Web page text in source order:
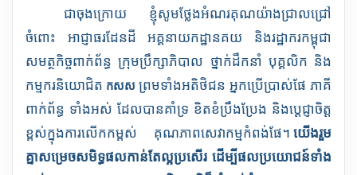
ជាចុងក្រោយ ខ្ញុំសូមថ្លែងអំណរគុណយ៉ាងជ្រាលជ្រៅ
ចំពោះ អាជ្ញាធរដែនដី អគ្គនាយកដ្ឋានគយ និងរដ្ឋាករកម្ពុជា
សមត្ថកិច្ចពាក់ព័ន្ធ ក្រុមប្រឹក្សាភិបាល ថ្នាក់ដឹកនាំ បុគ្គលិក និង
កម្មករនិយោជិត កសស ព្រមទាំងអតិថិជន អ្នកប្រើប្រាស់ផែ ភាគី
ពាក់ព័ន្ធ ទាំងអស់ ដែលបានគាំទ្រ ខិតខំប្រឹងប្រែង និងប្តេជ្ញាចិត្ត
ខ្ពស់ក្នុងការលើកកម្ពស់
គុណភាពសេវាកម្មកំពង់ផែ។យើងរួម
គ្នាសម្រេចសមិទ្ធផលកាន់តែល្អប្រសើរ ដើម្បីផលប្រយោជន៍ទាំង